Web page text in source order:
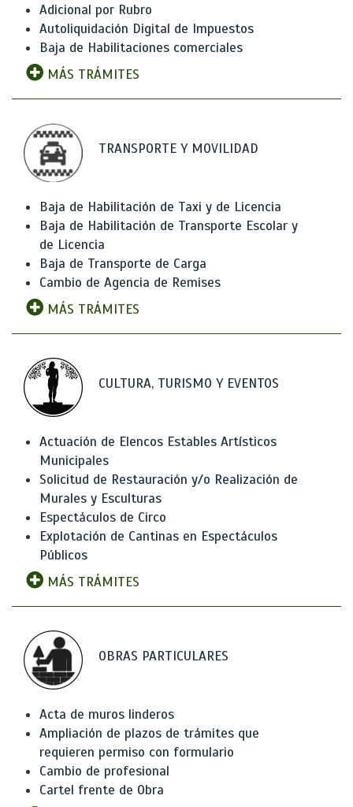
Adicional por Rubro
Autoliquidación Digital de Impuestos
Baja de Habilitaciones comerciales
MÁS TRÁMITES
TRANSPORTE Y MOVILIDAD
Baja de Habilitación de Taxi y de Licencia
Baja de Habilitación de Transporte Escolar y
de Licencia
Baja de Transporte de Carga
Cambio de Agencia de Remises
MÁS TRÁMITES
CULTURA, TURISMO Y EVENTOS
Actuación de Elencos Estables Artísticos
Municipales
Solicitud de Restauración y/o Realización de
Murales y Esculturas
Espectáculos de Circo
Explotación de Cantinas en Espectáculos
Públicos
MÁS TRÁMITES
OBRAS PARTICULARES
Acta de muros linderos
Ampliación de plazos de trámites que
requieren permiso con formulario
Cambio de profesional
Cartel frente de Obra